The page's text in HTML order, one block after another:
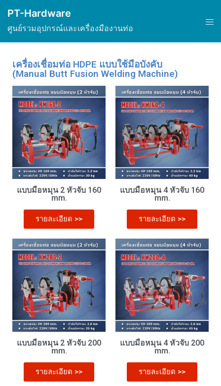
PT-Hardware
ศูนย์รวมอุปกรณ์และเครื่องมืองานท่อ
เครื่องเชื่อมท่อ HDPE แบบใช้มือบังคับ
(Manual Butt Fusion Welding Machine)
แบบมือหมุน 2 หัวจับ 160
mm.
รายละเอียด >>
แบบมือหมุน 4 หัวจับ 160
mm.
รายละเอียด >>
แบบมือหมุน 2 หัวจับ 200
mm.
รายละเอียด >>
แบบมือหมุน 4 หัวจับ 200
mm.
รายละเอียด >>